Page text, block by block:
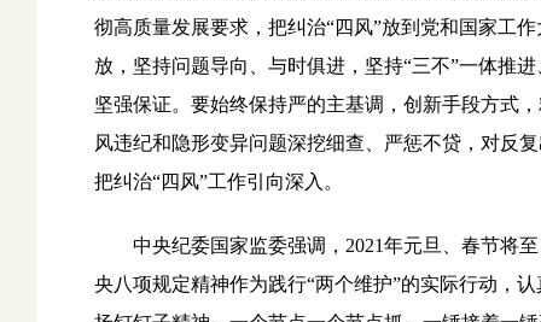
彻高质量发展要求，把纠治“四风”放到党和国家工
放，坚持问题导向、与时俱进，坚持“三不”一体推
坚强保证。要始终保持严的主基调，创新手段方式
风违纪和隐形变异问题深挖细查、严惩不贷，对反
把纠治“四风”工作引向深入。
中央纪委国家监委强调，2021年元旦、春节将至
央八项规定精神作为践行“两个维护”的实际行动，